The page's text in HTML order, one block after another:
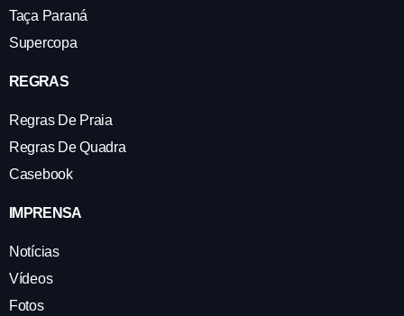
Taça Paraná
Supercopa
REGRAS
Regras De Praia
Regras De Quadra
Casebook
IMPRENSA
Notícias
Vídeos
Fotos